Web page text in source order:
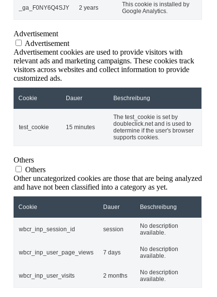
_ga_F0NY6Q4SJY 2 years
This cookie is installed by
Google Analytics.
Advertisement
Advertisement
Advertisement cookies are used to provide visitors with
relevant ads and marketing campaigns. These cookies track
visitors across websites and collect information to provide
customized ads.
Cookie Dauer Beschreibung
test_cookie 15 minutes
The test_cookie is set by
doubleclick.net and is used to
determine if the user's browser
supports cookies.
Others
Others
Other uncategorized cookies are those that are being analyzed
and have not been classified into a category as yet.
Cookie Dauer Beschreibung
wbcr_inp_session_id session
No description
available.
wbcr_inp_user_page_views 7 days
No description
available.
wbcr_inp_user_visits 2 months
No description
available.